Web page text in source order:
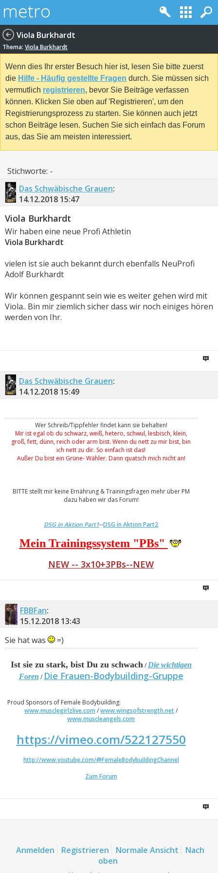
Viola Burkhardt
Thema: Viola Burkhardt
Wenn dies Ihr erster Besuch hier ist, lesen Sie bitte zuerst
die Hilfe - Häufig gestellte Fragen durch. Sie müssen sich
vermutlich registrieren, bevor Sie Beiträge verfassen
können. Klicken Sie oben auf 'Registrieren', um den
Registrierungsprozess zu starten. Sie können auch jetzt
schon Beiträge lesen. Suchen Sie sich einfach das Forum
aus, das Sie am meisten interessiert.
Stichworte: -
Das Schwäbische Grauen:
14.12.2018 15:47
Viola Burkhardt
Wir haben eine neue Profi Athletin
Viola Burkhardt
vielen ist sie auch bekannt durch ebenfalls NeuProfi
Adolf Burkhardt
Wir können gespannt sein wie es weiter gehen wird mit
Viola.. Bin mir ziemlich sicher dass wir noch einiges hören
werden von Ihr.
Das Schwäbische Grauen:
14.12.2018 15:49
Wer Schreib/Tippfehler findet kann sie behalten!
Mir ist egal ob du schwarz, weiß, hetero, schwul, lesbisch, klein,
groß, fett, dünn, reich oder arm bist. Wenn du nett zu mir bist, bin
ich nett zu dir. So einfach ist das!
Außer Du bist ein Grüne- Wähler. Dann quatsch mich nicht an!
BITTE stellt mir keine Ernährung & Trainingsfragen mehr über PM
dazu haben wir das Forum!
DSG in Aktion Part1--DSG in Aktion Part2
Mein Trainingssystem "PBs"
NEW -- 3x10+3PBs--NEW
FBBFan:
15.12.2018 13:43
Sie hat was
=)
Ist sie zu stark, bist Du zu schwach/ Die wichtigen
Foren / Die Frauen-Bodybuilding-Gruppe
Proud Sponsors of Female Bodybuilding:
www.musclegirlzlive.com /www.wingsofstrength.net/
www.muscleangels.com
https://vimeo.com/522127550
http://www.youtube.com/@FemaleBodybuildingChannel
Zum Forum
Anmelden Registrieren Normale Ansicht
Nach
oben